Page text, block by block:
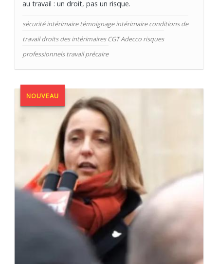
au travail : un droit, pas un risque.
sécurité intérimaire témoignage intérimaire conditions de
travail droits des intérimaires CGT Adecco risques
professionnels travail précaire
NOUVEAU